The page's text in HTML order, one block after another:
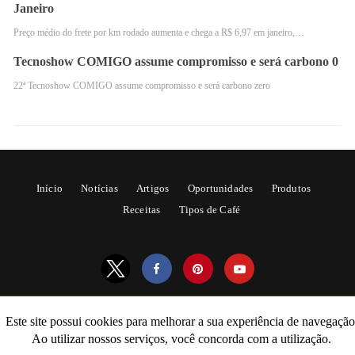
infraestrutura e equipe altamente capacitada, com
profissionais que possuem mais de 15 anos de
Janeiro
Preço médio do frete por km rodado aumenta e chega a R$ 6,97 em janeiro,…
Tecnoshow COMIGO assume compromisso e será carbono 0
22ª Tecnoshow COMIGO assume compromisso e será carbono zero
Início Notícias Artigos Oportunidades
Produtos
Receitas
Tipos de Café
All Rights Reserved
Este site possui cookies para melhorar a sua experiência de
Ao utilizar nossos serviços, você concorda com a utilização.